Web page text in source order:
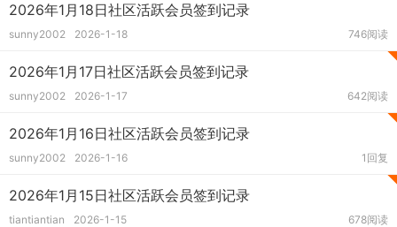
2026年1月18日社区活跃会员签到记录
sunny2002 2026-1-18 746阅读
2026年1月17日社区活跃会员签到记录
sunny2002 2026-1-17 642阅读
2026年1月16日社区活跃会员签到记录
sunny2002 2026-1-16 1回复
2026年1月15日社区活跃会员签到记录
tiantiantian 2026-1-15 678阅读